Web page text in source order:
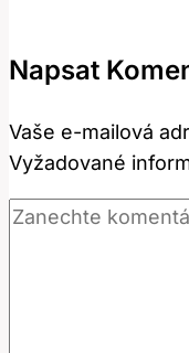
Napsat
Vaše e-mailová
Vyžadované